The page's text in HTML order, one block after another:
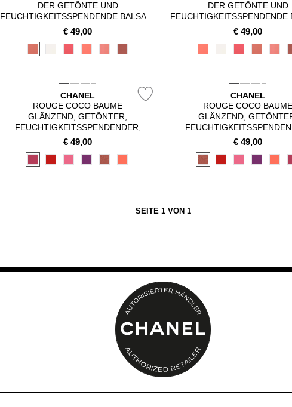
DER GETÖNTE UND
FEUCHTIGKEITSSPENDENDE BALSAM,
DESSEN FARBINTENSITÄT SICH GANZ
INDIVIDUELL ANPASSEN LÄSST,
WUNDERSCHÖNE LIPPEN
€49,00
DER GETÖNTE UND
FEUCHTIGKEITSSPENDENDE
DESSEN FARBINTENSITÄT
INDIVIDUELL ANPASSEN
WUNDERSCHÖNE
€49,00
CHANEL
ROUGE COCO BAUME
GLÄNZEND, GETÖNTER,
FEUCHTIGKEITSSPENDENDER,
VERSCHÖNERNDER LIPPENBALSAM
MIT INDIVIDUELLER FARBINTENSITÄT
€49,00
CHANEL
ROUGE COCO BAUME
GLÄNZEND,
VERSCHÖNERNDER
MIT INDIVIDUELLER
€49,00
SEITE 1 VON 1